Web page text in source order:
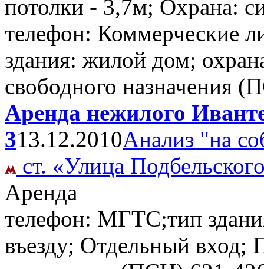
потолки - 3,7м; Охрана:
телефон: Коммерческие
здания: жилой дом;
свободного назначения
Аренда нежилого
313.12.2010Анализ "на
ст. «Улица
Аренда
телефон: МГТС;тип
въезду; Отдельный вход;